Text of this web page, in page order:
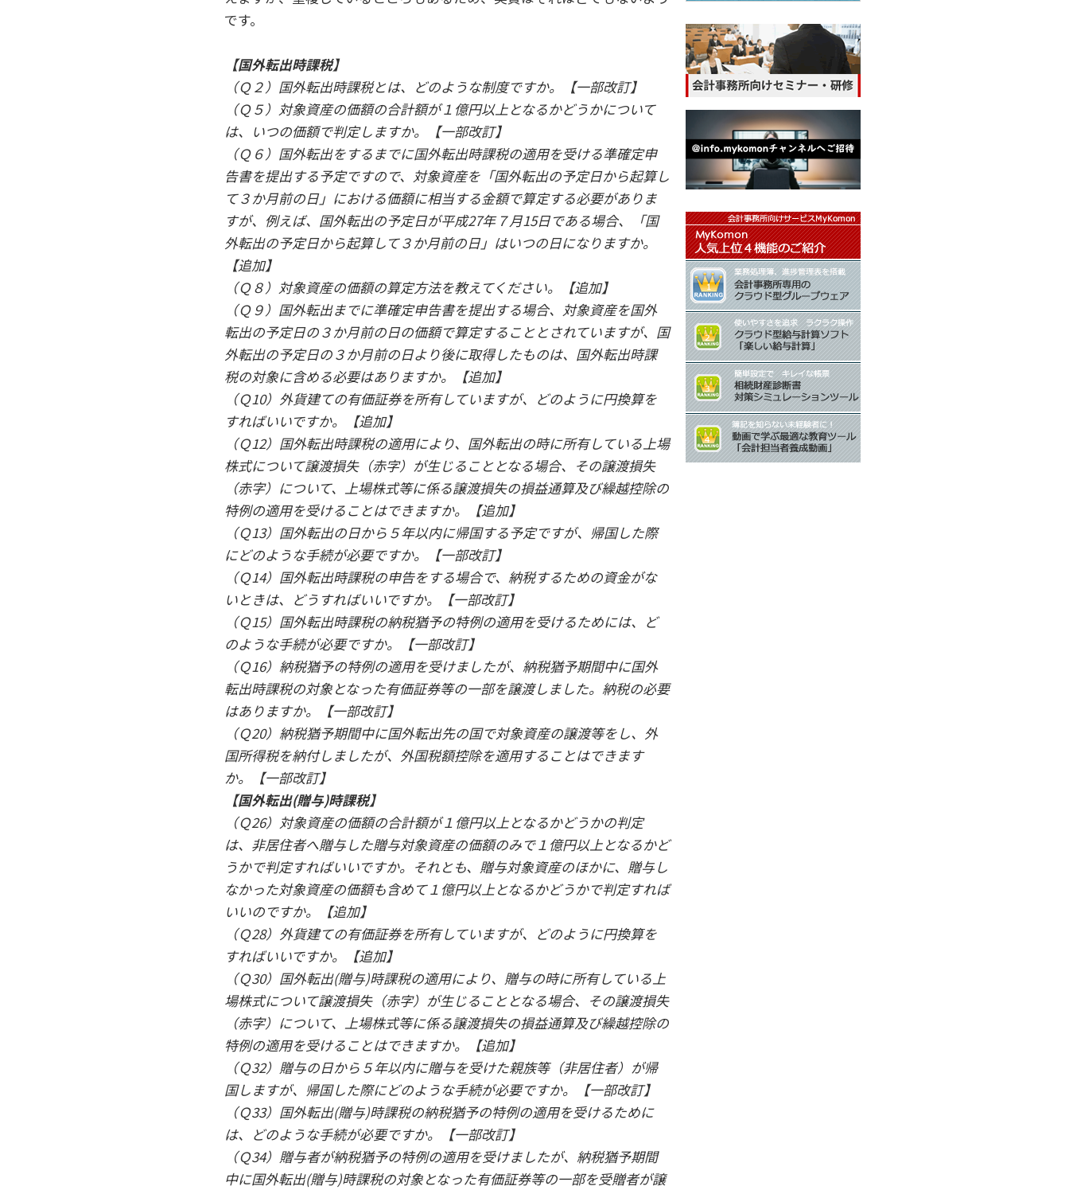
です。
【国外転出時課税】
（Ｑ２）国外転出時課税とは、どのような制度ですか。【一部改訂】
（Ｑ５）対象資産の価額の合計額が１億円以上となるかどうかについて
は、いつの価額で判定しますか。【一部改訂】
（Ｑ６）国外転出をするまでに国外転出時課税の適用を受ける準確定申
告書を提出する予定ですので、対象資産を「国外転出の予定日から起算し
て３か月前の日」における価額に相当する金額で算定する必要がありま
すが、例えば、国外転出の予定日が平成27年７月15日である場合、「国
外転出の予定日から起算して３か月前の日」はいつの日になりますか。
【追加】
（Ｑ８）対象資産の価額の算定方法を教えてください。【追加】
（Ｑ９）国外転出までに準確定申告書を提出する場合、対象資産を国外
転出の予定日の３か月前の日の価額で算定することとされていますが、国
外転出の予定日の３か月前の日より後に取得したものは、国外転出時課
税の対象に含める必要はありますか。【追加】
（Ｑ10）外貨建ての有価証券を所有していますが、どのように円換算を
すればいいですか。【追加】
（Ｑ12）国外転出時課税の適用により、国外転出の時に所有している上場
株式について譲渡損失（赤字）が生じることとなる場合、その譲渡損失
（赤字）について、上場株式等に係る譲渡損失の損益通算及び繰越控除の
特例の適用を受けることはできますか。【追加】
（Ｑ13）国外転出の日から５年以内に帰国する予定ですが、帰国した際
にどのような手続が必要ですか。【一部改訂】
（Ｑ14）国外転出時課税の申告をする場合で、納税するための資金がな
いときは、どうすればいいですか。【一部改訂】
（Ｑ15）国外転出時課税の納税猶予の特例の適用を受けるためには、ど
のような手続が必要ですか。【一部改訂】
（Ｑ16）納税猶予の特例の適用を受けましたが、納税猶予期間中に国外
転出時課税の対象となった有価証券等の一部を譲渡しました。納税の必要
はありますか。【一部改訂】
（Ｑ20）納税猶予期間中に国外転出先の国で対象資産の譲渡等をし、外
国所得税を納付しましたが、外国税額控除を適用することはできます
か。【一部改訂】
【国外転出(贈与)時課税】
（Ｑ26）対象資産の価額の合計額が１億円以上となるかどうかの判定
は、非居住者へ贈与した贈与対象資産の価額のみで１億円以上となるかど
うかで判定すればいいですか。それとも、贈与対象資産のほかに、贈与し
なかった対象資産の価額も含めて１億円以上となるかどうかで判定すれば
いいのですか。【追加】
（Ｑ28）外貨建ての有価証券を所有していますが、どのように円換算を
すればいいですか。【追加】
（Ｑ30）国外転出(贈与)時課税の適用により、贈与の時に所有している上
場株式について譲渡損失（赤字）が生じることとなる場合、その譲渡損失
（赤字）について、上場株式等に係る譲渡損失の損益通算及び繰越控除の
特例の適用を受けることはできますか。【追加】
（Ｑ32）贈与の日から５年以内に贈与を受けた親族等（非居住者）が帰
国しますが、帰国した際にどのような手続が必要ですか。【一部改訂】
（Ｑ33）国外転出(贈与)時課税の納税猶予の特例の適用を受けるために
は、どのような手続が必要ですか。【一部改訂】
（Ｑ34）贈与者が納税猶予の特例の適用を受けましたが、納税猶予期間
中に国外転出(贈与)時課税の対象となった有価証券等の一部を受贈者が譲